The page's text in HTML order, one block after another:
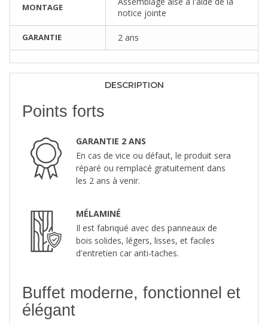
MONTAGE
notice jointe
GARANTIE 2 ans
DESCRIPTION
Points forts
GARANTIE 2 ANS
En cas de vice ou défaut, le produit sera
réparé ou remplacé gratuitement dans
les 2 ans à venir.
MÉLAMINÉ
Il est fabriqué avec des panneaux de
bois solides, légers, lisses, et faciles
d'entretien car anti-taches.
Buffet moderne, fonctionnel et
élégant